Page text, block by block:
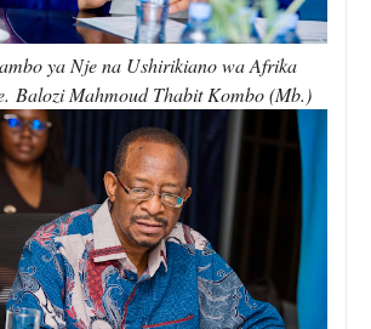
ya Nje na Ushirikiano wa Afrika
Balozi Mahmoud Thabit Kombo (Mb.)